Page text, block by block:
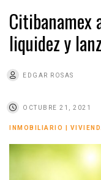
Citibanamex
liquidez y
EDGAR ROSAS
OCTUBRE 21, 2021
INMOBILIARIO